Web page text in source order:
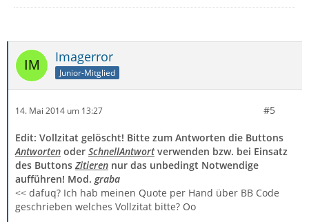
Imagerror
Junior-Mitglied
14. Mai 2014 um 13:27 #5
Edit: Vollzitat gelöscht! Bitte zum Antworten die Buttons
Antworten oder SchnellAntwortverwenden bzw. bei Einsatz
des ButtonsZitieren nur das unbedingt Notwendige
aufführen! Mod. graba
<< dafuq? Ich hab meinen Quote per Hand über BB Code
geschrieben welches Vollzitat bitte? Oo